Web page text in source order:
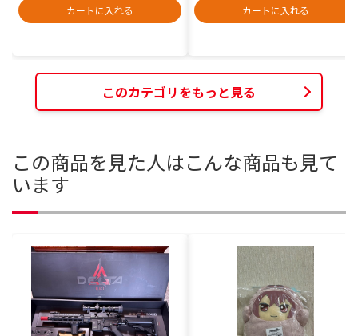
カートに入れる
カートに入れる
このカテゴリをもっと見る
この商品を見た人はこんな商品も見て
います